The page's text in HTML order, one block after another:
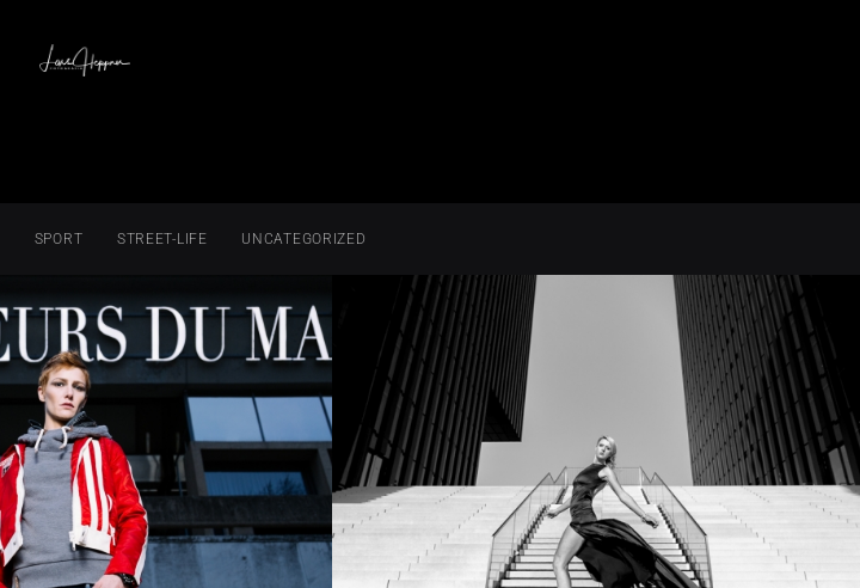
SPORT STREET-LIFE UNCATEGORIZED